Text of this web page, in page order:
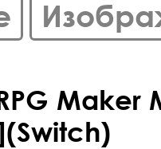
Maker